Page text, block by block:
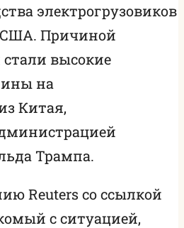
электрогрузовиков
США. Причиной
высокие
на
Китая,
Трампа.
Reuters со ссылкой
с ситуацией,